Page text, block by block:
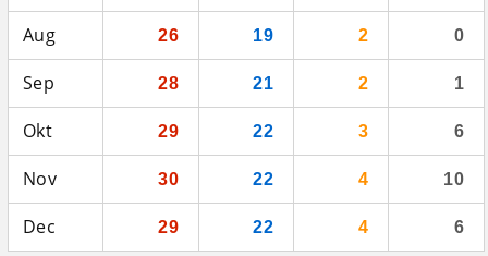
Aug 26 19 2 0
Sep 28 21 2 1
Okt 29 22 3 6
Nov 30 22 4 10
Dec 29 22 4 6